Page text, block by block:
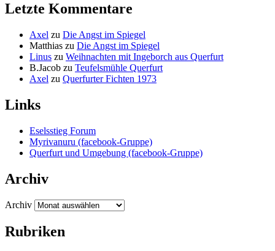
Letzte Kommentare
Axel zu Die Angst im Spiegel
Matthias zu Die Angst im Spiegel
Linus zu Weihnachten mit Ingeborch aus Querfurt
B.Jacob zu Teufelsmühle Querfurt
Axel zu Querfurter Fichten 1973
Links
Eselsstieg Forum
Myrivanuru (facebook-Gruppe)
Querfurt und Umgebung (facebook-Gruppe)
Archiv
Archiv
Rubriken